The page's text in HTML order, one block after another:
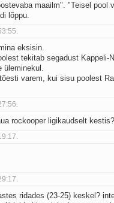
maailm". "Teisel pool
lõppu.
eksisin.
tekitab segadust Kappeli-
üleminekul.
varem, kui sisu poolest
rockooper ligikaudselt kestis?
ridades (23-25) keskel?